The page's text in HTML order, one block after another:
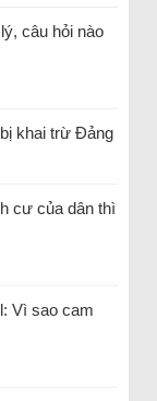
câu hỏi nào
khai trừ Đảng
cư của dân thì
Vì sao cam